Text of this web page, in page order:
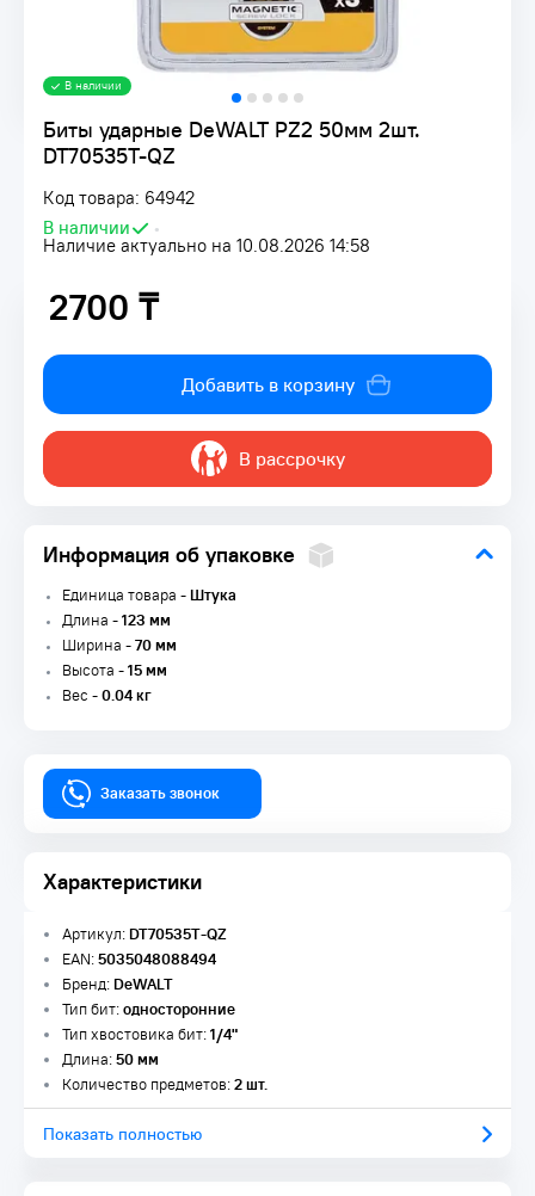
Биты ударные DeWALT PZ2 50мм 2шт.
DT70535T-QZ
Код товара: 64942
В наличии
•
Наличие актуально на 10.08.2026 14:58
В наличии
2700 ₸
2700 ₸
Добавить в корзину
В рассрочку
Информация об упаковке
Единица товара -Штука
Длина -123 мм
Ширина -70 мм
Высота -15 мм
Вес -0.04 кг
Заказать звонок
Характеристики
Артикул:DT70535T-QZ
EAN:5035048088494
Бренд:DeWALT
Тип бит:односторонние
Тип хвостовика бит:1/4"
Длина:50 мм
Количество предметов:2 шт.
Показать полностью